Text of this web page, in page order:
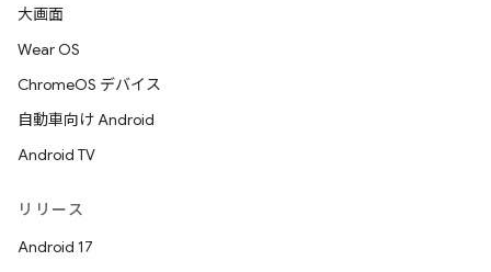
大画面
Wear OS
ChromeOS デバイス
自動車向け Android
Android TV
リリース
Android 17